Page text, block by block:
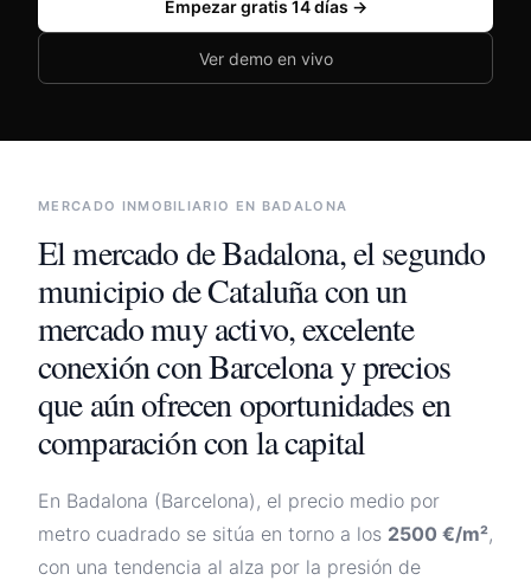
México
🇦🇷Argentina 🇨🇴Colombia
🇨🇱Chile
Empezar gratis 14 días →
Ver demo en vivo
MERCADO INMOBILIARIO EN BADALONA
El mercado deBadalona,el segundo
municipio de Cataluña con un
mercado muy activo, excelente
conexión con Barcelona y precios
que aún ofrecen oportunidades en
comparación con la capital
En Badalona (Barcelona), el precio medio por
metro cuadrado se sitúa en torno a los 2500 €/m²,
con una tendencia al alza por la presión de